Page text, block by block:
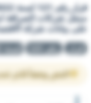
سجل شركات الصرافة
على بيانات شركة
قرار رقم 121 لسنة 2022
النص وفقاً لآخر تحديث في